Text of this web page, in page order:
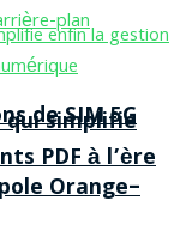
de SIM 5G
Orange–
qui simplifie
PDF à l’ère